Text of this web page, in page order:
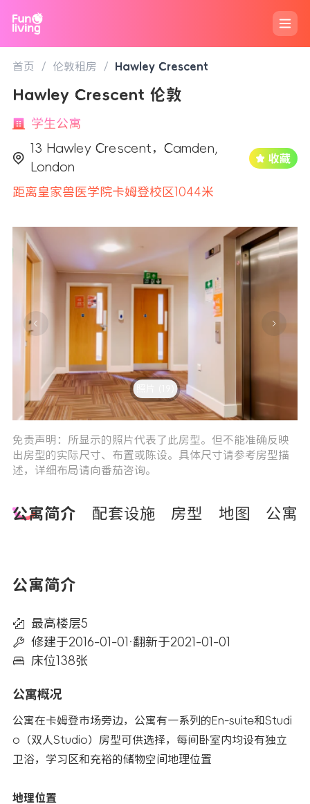
首页 / 伦敦租房 / Hawley Crescent
Hawley Crescent 伦敦
学生公寓
13 Hawley Crescent，Camden,
London
距离皇家兽医学院卡姆登校区1044米
免责声明：所显示的照片代表了此房型。但不能准确反映
出房型的实际尺寸、布置或陈设。具体尺寸请参考房型描
述，详细布局请向番茄咨询。
公寓简介 配套设施 房型 地图 公寓
公寓简介
最高楼层5
修建于2016-01-01 ·翻新于2021-01-01
床位138张
公寓概况
公寓在卡姆登市场旁边，公寓有一系列的En-suite和Studi
o（双人Studio）房型可供选择，每间卧室内均设有独立
卫浴，学习区和充裕的储物空间地理位置
地理位置